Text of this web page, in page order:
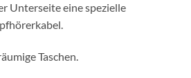
Unterseite eine spezielle
Taschen.